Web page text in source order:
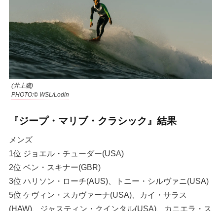
(井上鷹)
PHOTO:© WSL/Lodin
『ジープ・マリブ・クラシック』結果
メンズ
1位 ジョエル・チューダー(USA)
2位 ベン・スキナー(GBR)
3位 ハリソン・ローチ(AUS)、トニー・シルヴァニ(USA)
5位 ケヴィン・スカヴァーナ(USA)、カイ・サラス
(HAW)、ジャスティン・クインタル(USA)、カニエラ・ス